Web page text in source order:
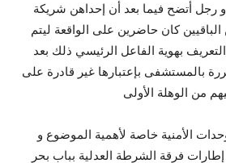
رجل أتضح فيما بعد أن إحداهن شريكة
الباقيين كان حاضرين على الواقعة ليتم
بهوية الفاعل الرئيسي ذلك بعد
بالمستشفى بإعتبارها غير قادرة على
من الوهلة الأولى
الأمنية خاصة لأهمية الموضوع و
فرقة الشرطة العدلية بباب بحر